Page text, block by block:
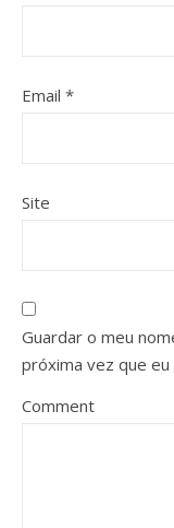
Email *
Site
Guardar o meu
próxima vez que eu
Comment